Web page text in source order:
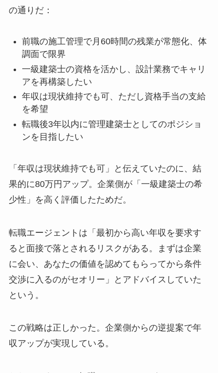
の通りだ：
前職の施工管理で月60時間の残業が常態化、体
調面で限界
一級建築士の資格を活かし、設計業務でキャリ
アを再構築したい
年収は現状維持でも可、ただし資格手当の支給
を希望
転職後3年以内に管理建築士としてのポジショ
ンを目指したい
「年収は現状維持でも可」と伝えていたのに、結
果的に80万円アップ。企業側が「一級建築士の希
少性」を高く評価したためだ。
転職エージェントは「最初から高い年収を要求す
ると面接で落とされるリスクがある。まずは企業
に会い、あなたの価値を認めてもらってから条件
交渉に入るのがセオリー」とアドバイスしていた
という。
この戦略は正しかった。企業側からの逆提案で年
収アップが実現している。